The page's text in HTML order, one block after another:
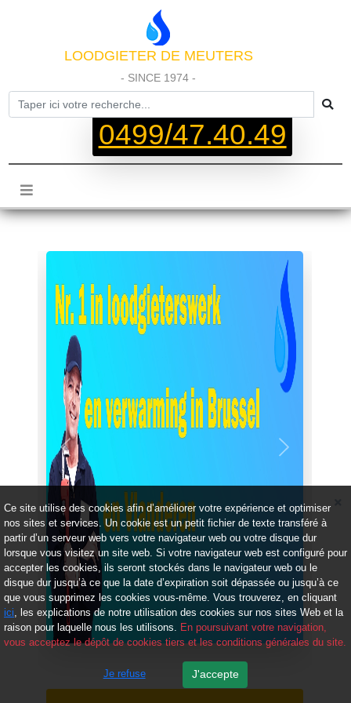
LOODGIETER DE MEUTERS
- SINCE 1974 -
0499/47.40.49
Précédent Suivant
Ce site utilise des cookies afin d’améliorer votre expérience et optimiser
nos sites et services. Un cookie est un petit fichier de texte transféré à
partir d’un serveur web vers votre navigateur web ou votre disque dur
lorsque vous visitez un site web. Si votre navigateur web est configuré pour
accepter les cookies, ils seront stockés dans le navigateur web ou le
disque dur jusqu’à ce que la date d’expiration soit dépassée ou jusqu’à ce
que vous supprimez les cookies vous-même. Vous trouverez, en cliquant
ici, les explications de notre utilisation des cookies sur nos sites Web et la
raison pour laquelle nous les utilisons. En poursuivant votre navigation,
vous acceptez le dépôt de cookies tiers et les conditions générales du site.
Je refuse J'accepte